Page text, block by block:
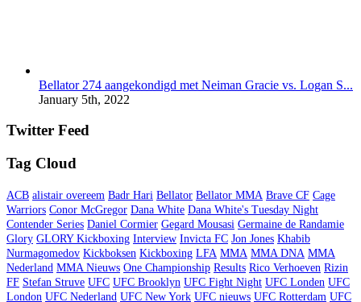
Bellator 274 aangekondigd met Neiman Gracie vs. Logan S...
January 5th, 2022
Twitter Feed
Tag Cloud
ACB alistair overeem Badr Hari Bellator Bellator MMA Brave CF Cage
Warriors Conor McGregor Dana White Dana White's Tuesday Night
Contender Series Daniel Cormier Gegard Mousasi Germaine de Randamie
Glory GLORY Kickboxing Interview Invicta FC Jon Jones Khabib
Nurmagomedov Kickboksen Kickboxing LFA MMA MMA DNA MMA
Nederland MMA Nieuws One Championship Results Rico Verhoeven Rizin
FF Stefan Struve UFC UFC Brooklyn UFC Fight Night UFC Londen UFC
London UFC Nederland UFC New York UFC nieuws UFC Rotterdam UFC